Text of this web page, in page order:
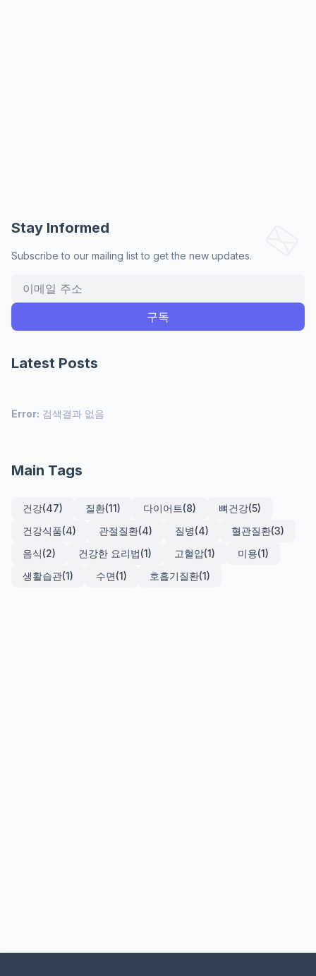
Stay Informed
Subscribe to our mailing list to get the new updates.
Latest Posts
Error: 검색결과 없음
Main Tags
건강(47) 질환(11) 다이어트(8) 뼈건강(5)
건강식품(4) 관절질환(4) 질병(4) 혈관질환(3)
음식(2) 건강한 요리법(1) 고혈압(1) 미용(1)
생활습관(1) 수면(1) 호흡기질환(1)